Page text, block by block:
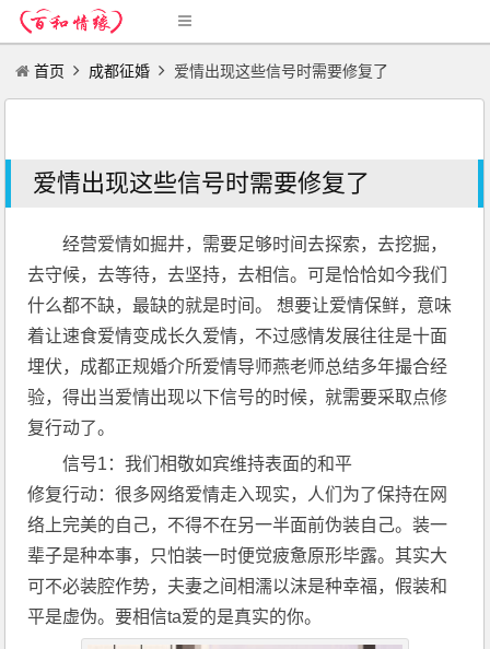
首页 成都征婚 爱情出现这些信号时需要修复了
爱情出现这些信号时需要修复了
经营爱情如掘井，需要足够时间去探索，去挖掘，
去守候，去等待，去坚持，去相信。可是恰恰如今我们
什么都不缺，最缺的就是时间。 想要让爱情保鲜，意味
着让速食爱情变成长久爱情，不过感情发展往往是十面
埋伏，成都正规婚介所爱情导师燕老师总结多年撮合经
验，得出当爱情出现以下信号的时候，就需要采取点修
复行动了。
信号1：我们相敬如宾维持表面的和平
修复行动：很多网络爱情走入现实，人们为了保持在网
络上完美的自己，不得不在另一半面前伪装自己。装一
辈子是种本事，只怕装一时便觉疲惫原形毕露。其实大
可不必装腔作势，夫妻之间相濡以沫是种幸福，假装和
平是虚伪。要相信ta爱的是真实的你。